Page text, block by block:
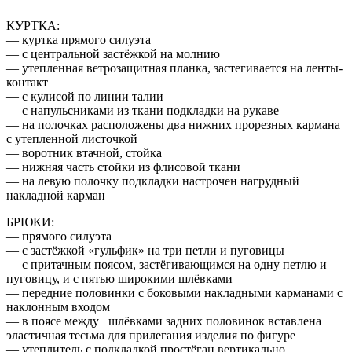
КУРТКА:
— куртка прямого силуэта
— с центральной застёжкой на молнию
— утепленная ветрозащитная планка, застегивается на ленты-
контакт
— с кулисой по линии талии
— с напульсниками из ткани подкладки на рукаве
— на полочках расположены два нижних прорезных кармана
с утепленной листочкой
— воротник втачной, стойка
— нижняя часть стойки из флисовой ткани
— на левую полочку подкладки настрочен нагрудный
накладной карман
БРЮКИ:
— прямого силуэта
— с застёжкой «гульфик» на три петли и пуговицы
— с притачным поясом, застёгивающимся на одну петлю и
пуговицу, и с пятью широкими шлёвками
— передние половинки с боковыми накладными карманами с
наклонным входом
— в поясе между шлёвками задних половинок вставлена
эластичная тесьма для прилегания изделия по фигуре
— утеплитель с подкладкой простёган вертикально